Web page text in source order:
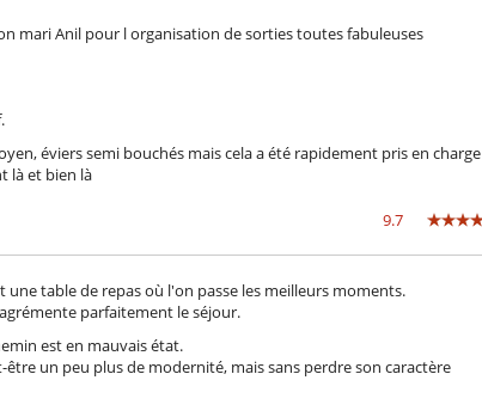
mari Anil pour l organisation de sorties toutes fabuleuses
éviers semi bouchés mais cela a été rapidement pris en charge
là et bien là
9.7
table de repas où l'on passe les meilleurs moments.
parfaitement le séjour.
est en mauvais état.
un peu plus de modernité, mais sans perdre son caractère